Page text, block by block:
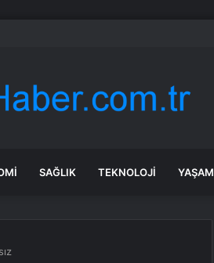
Düşen 60 Yaşındaki İşçi Yaşamını Yitirdi
SAĞLIK TEKNOLOJI YAŞAM